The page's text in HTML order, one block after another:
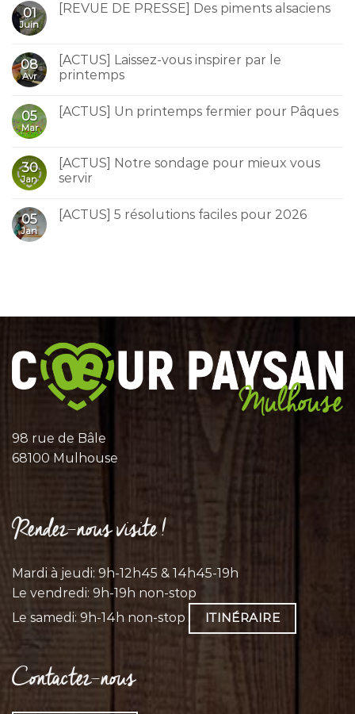
01
Juin
[REVUE DE PRESSE] Des piments alsaciens
08
Avr
[ACTUS] Laissez-vous inspirer par le
printemps
05
Mar
[ACTUS] Un printemps fermier pour Pâques
30
Jan
[ACTUS] Notre sondage pour mieux vous
servir
05
Jan
[ACTUS] 5 résolutions faciles pour 2026
98 rue de Bâle
68100 Mulhouse
Rendez-nous visite !
Mardi à jeudi: 9h-12h45 & 14h45-19h
Le vendredi: 9h-19h non-stop
Le samedi: 9h-14h non-stop
ITINÉRAIRE
Contactez-nous